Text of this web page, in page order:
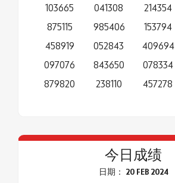
103665
875115
458919
097076
879820
041308
985406
052843
843650
238110
214354
153794
409694
078334
457278
今日成绩
日期： 20 FEB 2024